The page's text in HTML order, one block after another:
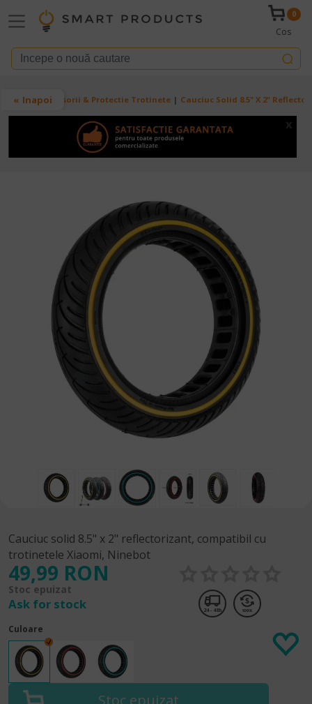
0
Cos
Breadcrumb
Acasa Accesorii & Protectie Trotinete Cauciuc Solid 8.5" X 2"
Inapoi
x
Cauciuc solid 8.5" x 2" reflectorizant, compatibil cu
trotinetele Xiaomi, Ninebot
49,99 RON
Stoc epuizat
Ask for stock 24 - 48h
Culoare